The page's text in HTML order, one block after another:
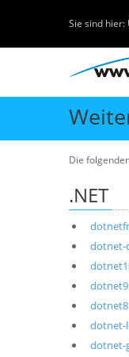
Sie sind hier:
Die
.NET
dotnet-
dotnet-
dotnet-